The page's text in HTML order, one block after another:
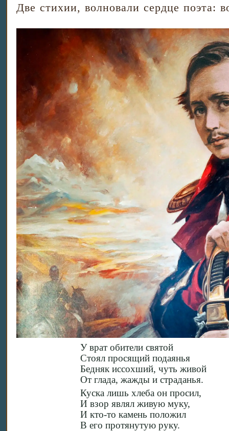
Две стихии, волновали сердце поэта:
У врат обители святой
Стоял просящий подаянья
Бедняк иссохший, чуть живой
От глада, жажды и страданья.
Куска лишь хлеба он просил,
И взор являл живую муку,
И кто-то камень положил
В его протянутую руку.